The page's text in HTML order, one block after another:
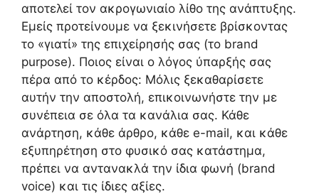
αποτελεί τον ακρογωνιαίο λίθο της ανάπτυξης.
Εμείς προτείνουμε να ξεκινήσετε βρίσκοντας
το «γιατί» της επιχείρησής σας (το brand
purpose). Ποιος είναι ο λόγος ύπαρξής σας
πέρα από το κέρδος: Μόλις ξεκαθαρίσετε
αυτήν την αποστολή, επικοινωνήστε την με
συνέπεια σε όλα τα κανάλια σας. Κάθε
ανάρτηση, κάθε άρθρο, κάθε e-mail, και κάθε
εξυπηρέτηση στο φυσικό σας κατάστημα,
πρέπει να αντανακλά την ίδια φωνή (brand
voice) και τις ίδιες αξίες.